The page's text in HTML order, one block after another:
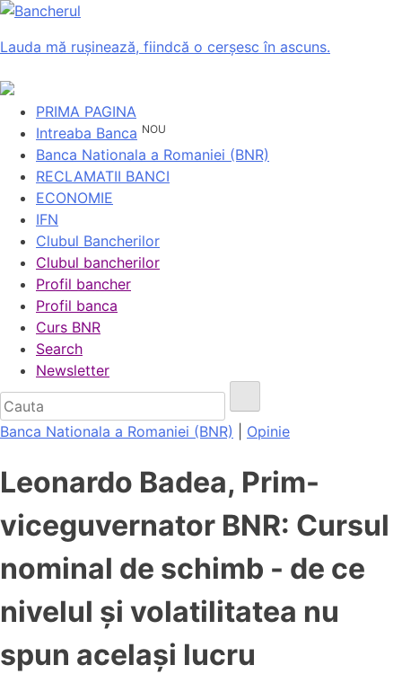
Lauda mă rușinează, fiindcă o cerșesc în ascuns.
PRIMA PAGINA
Intreaba Banca NOU
Banca Nationala a Romaniei (BNR)
RECLAMATII BANCI
ECONOMIE
IFN
Clubul Bancherilor
Clubul bancherilor
Profil bancher
Profil banca
Curs BNR
Search
Newsletter
Banca Nationala a Romaniei (BNR) Opinie
Leonardo Badea, Prim-
viceguvernator BNR: Cursul
nominal de schimb - de ce
nivelul și volatilitatea nu
spun același lucru